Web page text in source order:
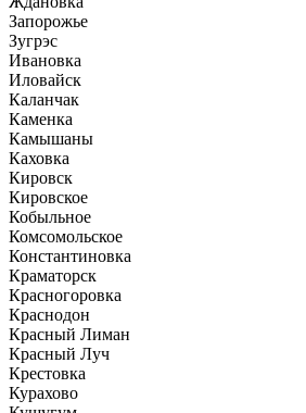
Запорожье
Зугрэс
Ивановка
Иловайск
Каланчак
Каменка
Камышаны
Каховка
Кировск
Кировское
Кобыльное
Комсомольское
Константиновка
Краматорск
Красногоровка
Краснодон
Красный Лиман
Красный Луч
Крестовка
Курахово